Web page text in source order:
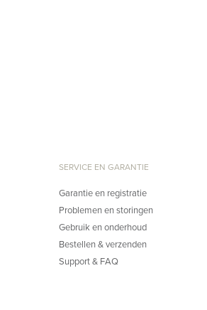
SERVICE EN GARANTIE
Garantie en registratie
Problemen en storingen
Gebruik en onderhoud
Bestellen & verzenden
Support & FAQ